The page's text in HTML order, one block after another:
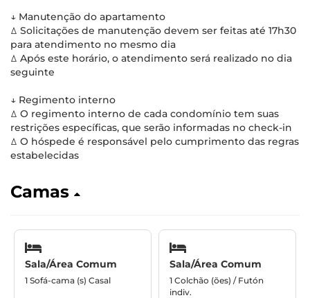
↓ Manutenção do apartamento
ꕔ Solicitações de manutenção devem ser feitas até 17h30
para atendimento no mesmo dia
ꕔ Após este horário, o atendimento será realizado no dia
seguinte
↓ Regimento interno
ꕔ O regimento interno de cada condomínio tem suas
restrições específicas, que serão informadas no check-in
ꕔ O hóspede é responsável pelo cumprimento das regras
estabelecidas
Camas
Sala/Área Comum
1 Sofá-cama (s) Casal
Sala/Área Comum
1 Colchão (ões) / Futón
indiv.